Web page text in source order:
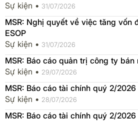
Sự kiện • 31/07/2026
MSR: Nghị quyết về việc tăng vốn
ESOP
Sự kiện • 31/07/2026
MSR: Báo cáo quản trị công ty bán
Sự kiện • 29/07/2026
MSR: Báo cáo tài chính quý 2/2026
Sự kiện • 28/07/2026
MSR: Báo cáo tài chính quý 2/